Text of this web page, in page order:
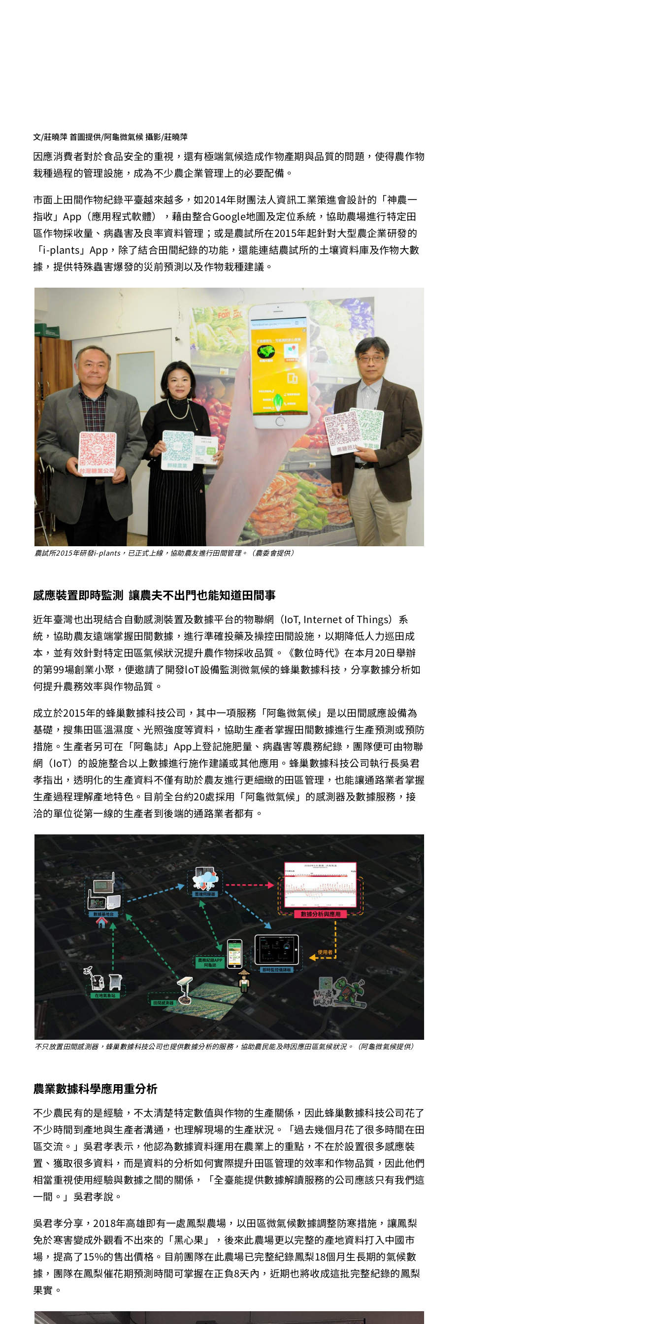
文/莊曉萍 首圖提供/阿龜微氣候 攝影/莊曉萍
因應消費者對於食品安全的重視，還有極端氣候造成作物產期與品質的問題，使得農作物
栽種過程的管理設施，成為不少農企業管理上的必要配備。
市面上田間作物紀錄平臺越來越多，如2014年財團法人資訊工業策進會設計的「神農一
指收」App（應用程式軟體），藉由整合Google地圖及定位系統，協助農場進行特定田
區作物採收量、病蟲害及良率資料管理；或是農試所在2015年起針對大型農企業研發的
「i-plants」App，除了結合田間紀錄的功能，還能連結農試所的土壤資料庫及作物大數
據，提供特殊蟲害爆發的災前預測以及作物栽種建議。
農試所2015年研發i-plants，已正式上線，協助農友進行田間管理。（農委會提供）
感應裝置即時監測讓農夫不出門也能知道田間事
近年臺灣也出現結合自動感測裝置及數據平台的物聯網（IoT, Internet of Things）系
統，協助農友遠端掌握田間數據，進行準確投藥及操控田間設施，以期降低人力巡田成
本，並有效針對特定田區氣候狀況提升農作物採收品質。《數位時代》在本月20日舉辦
的第99場創業小聚，便邀請了開發loT設備監測微氣候的蜂巢數據科技，分享數據分析如
何提升農務效率與作物品質。
成立於2015年的蜂巢數據科技公司，其中一項服務「阿龜微氣候」是以田間感應設備為
基礎，搜集田區溫濕度、光照強度等資料，協助生產者掌握田間數據進行生產預測或預防
措施。生產者另可在「阿龜誌」App上登記施肥量、病蟲害等農務紀錄，團隊便可由物聯
網（IoT）的設施整合以上數據進行施作建議或其他應用。蜂巢數據科技公司執行長吳君
孝指出，透明化的生產資料不僅有助於農友進行更細緻的田區管理，也能讓通路業者掌握
生產過程理解產地特色。目前全台約20處採用「阿龜微氣候」的感測器及數據服務，接
洽的單位從第一線的生產者到後端的通路業者都有。
不只放置田間感測器，蜂巢數據科技公司也提供數據分析的服務，協助農民能及時因應田區氣候狀況。（阿龜微氣候提供）
農業數據科學應用重分析
不少農民有的是經驗，不太清楚特定數值與作物的生產關係，因此蜂巢數據科技公司花了
不少時間到產地與生產者溝通，也理解現場的生產狀況。「過去幾個月花了很多時間在田
區交流。」吳君孝表示，他認為數據資料運用在農業上的重點，不在於設置很多感應裝
置、獲取很多資料，而是資料的分析如何實際提升田區管理的效率和作物品質，因此他們
相當重視使用經驗與數據之間的關係，「全臺能提供數據解讀服務的公司應該只有我們這
一間。」吳君孝說。
吳君孝分享，2018年高雄即有一處鳳梨農場，以田區微氣候數據調整防寒措施，讓鳳梨
免於寒害變成外觀看不出來的「黑心果」，後來此農場更以完整的產地資料打入中國市
場，提高了15%的售出價格。目前團隊在此農場已完整紀錄鳳梨18個月生長期的氣候數
據，團隊在鳳梨催花期預測時間可掌握在正負8天內，近期也將收成這批完整紀錄的鳳梨
果實。